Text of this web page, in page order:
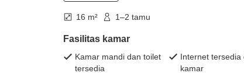
16 m² 1–2 tamu
Fasilitas kamar
Kamar mandi dan toilet
tersedia
Internet tersedia
kamar